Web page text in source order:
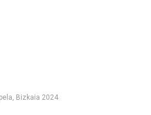
Bizkaia 2024